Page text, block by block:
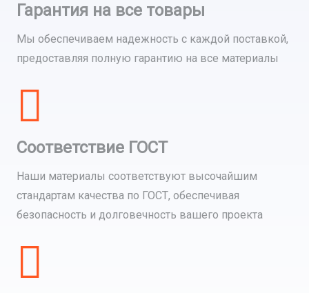
Гарантия на все товары
Мы обеспечиваем надежность с каждой поставкой,
предоставляя полную гарантию на все материалы
Соответствие ГОСТ
Наши материалы соответствуют высочайшим
стандартам качества по ГОСТ, обеспечивая
безопасность и долговечность вашего проекта